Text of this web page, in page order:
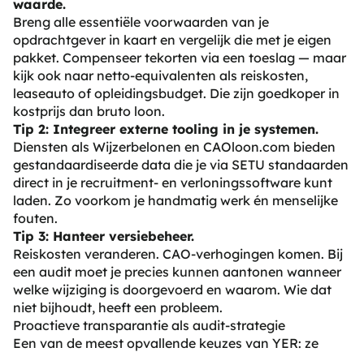
waarde.
Breng alle essentiële voorwaarden van je
opdrachtgever in kaart en vergelijk die met je eigen
pakket. Compenseer tekorten via een toeslag — maar
kijk ook naar netto-equivalenten als reiskosten,
leaseauto of opleidingsbudget. Die zijn goedkoper in
kostprijs dan bruto loon.
Tip 2: Integreer externe tooling in je systemen.
Diensten als Wijzerbelonen en CAOloon.com bieden
gestandaardiseerde data die je via SETU standaarden
direct in je recruitment- en verloningssoftware kunt
laden. Zo voorkom je handmatig werk én menselijke
fouten.
Tip 3: Hanteer versiebeheer.
Reiskosten veranderen. CAO-verhogingen komen. Bij
een audit moet je precies kunnen aantonen wanneer
welke wijziging is doorgevoerd en waarom. Wie dat
niet bijhoudt, heeft een probleem.
Proactieve transparantie als audit-strategie
Een van de meest opvallende keuzes van YER: ze